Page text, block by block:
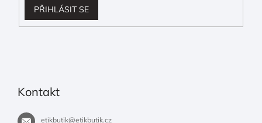
PŘIHLÁSIT SE
Kontakt
etikbutik@etikbutik.cz